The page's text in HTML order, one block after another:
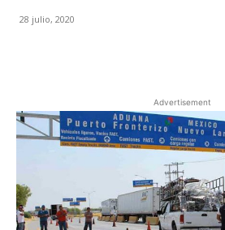
28 julio, 2020
Advertisement